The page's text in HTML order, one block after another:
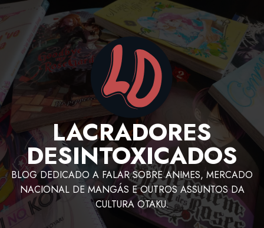
LACRADORES
DESINTOXICADOS
BLOG DEDICADO A FALAR SOBRE ANIMES, MERCADO
NACIONAL DE MANGÁS E OUTROS ASSUNTOS DA
CULTURA OTAKU.